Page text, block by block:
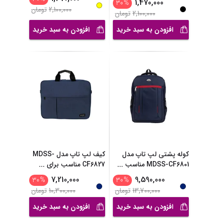
1,470,000
%
30
2,100,000تومان
افزودن به سبد خرید
2,100,000تومان
افزودن به سبد خرید
کوله پشتی لپ تاپ مدل
MDSS-CF6801 مناسب
...
9,590,000
%
30
13,700,000تومان
افزودن به سبد خرید
کیف لپ تاپ مدل MDSS-
CF6827 مناسب برای
...
7,210,000
%
30
10,300,000تومان
افزودن به سبد خرید